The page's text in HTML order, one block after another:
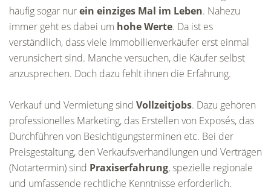
häufig sogar nurein einziges Mal im Leben. Nahezu
immer geht es dabei um hohe Werte. Da ist es
verständlich, dass viele Immobilienverkäufer erst einmal
verunsichert sind. Manche versuchen, die Käufer selbst
anzusprechen. Doch dazu fehlt ihnen die Erfahrung.
Verkauf und Vermietung sind Vollzeitjobs. Dazu gehören
professionelles Marketing, das Erstellen von Exposés, das
Durchführen von Besichtigungsterminen etc. Bei der
Preisgestaltung, den Verkaufsverhandlungen und Verträgen
(Notartermin) sind Praxiserfahrung, spezielle regionale
und umfassende rechtliche Kenntnisse erforderlich.